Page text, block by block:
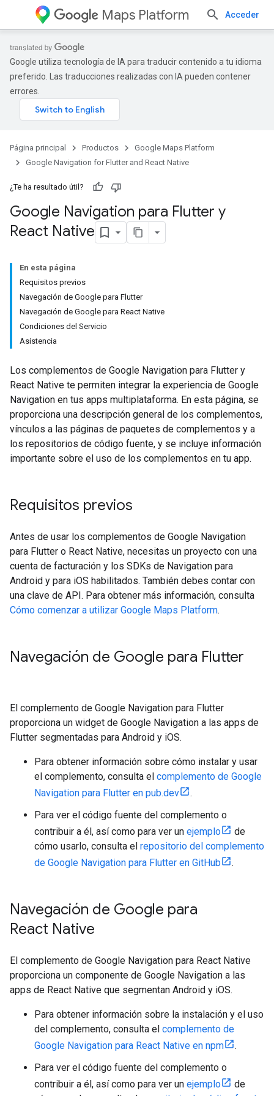
Maps Platform Acceder
Google utiliza tecnología de IA para traducir contenido a tu idioma
preferido. Las traducciones realizadas con IA pueden contener
errores.
Página principal Productos
Google Maps Platform
Google Navigation for Flutter and React Native
¿Te ha resultado útil?
Google Navigation para Flutter y
React Native
En esta página
Requisitos previos
Navegación de Google para Flutter
Navegación de Google para React Native
Condiciones del Servicio
Asistencia
Los complementos de Google Navigation para Flutter y
React Native te permiten integrar la experiencia de Google
Navigation en tus apps multiplataforma. En esta página, se
proporciona una descripción general de los complementos,
vínculos a las páginas de paquetes de complementos y a
los repositorios de código fuente, y se incluye información
importante sobre el uso de los complementos en tu app.
Requisitos previos
Antes de usar los complementos de Google Navigation
para Flutter o React Native, necesitas un proyecto con una
cuenta de facturación y los SDKs de Navigation para
Android y para iOS habilitados. También debes contar con
una clave de API. Para obtener más información, consulta
Cómo comenzar a utilizar Google Maps Platform.
Navegación de Google para Flutter
El complemento de Google Navigation para Flutter
proporciona un widget de Google Navigation a las apps de
Flutter segmentadas para Android y iOS.
Para obtener información sobre cómo instalar y usar
el complemento, consulta el complemento de Google
Navigation para Flutter en pub.dev
.
Para ver el código fuente del complemento o
contribuir a él, así como para ver un ejemplo
de
cómo usarlo, consulta el repositorio del complemento
de Google Navigation para Flutter en GitHub
.
Navegación de Google para
React Native
El complemento de Google Navigation para React Native
proporciona un componente de Google Navigation a las
apps de React Native que segmentan Android y iOS.
Para obtener información sobre la instalación y el uso
del complemento, consulta el complemento de
Google Navigation para React Native en npm
.
Para ver el código fuente del complemento o
contribuir a él, así como para ver un ejemplo
de